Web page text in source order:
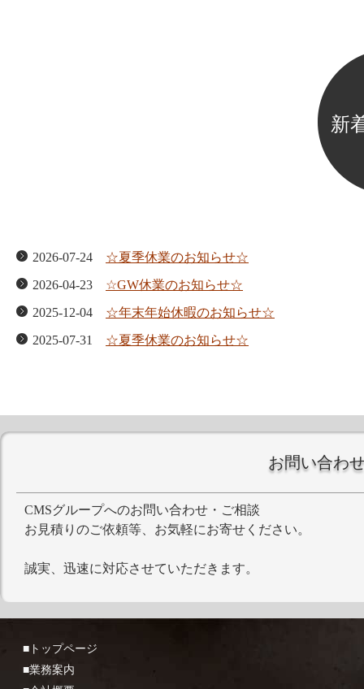
新
2026-07-24 ☆夏季休業のお知らせ☆
2026-04-23 ☆GW休業のお知らせ☆
2025-12-04 ☆年末年始休暇のお知らせ☆
2025-07-31 ☆夏季休業のお知らせ☆
お問い合わ
CMSグループへのお問い合わせ・ご相談
お見積りのご依頼等、お気軽にお寄せください。
誠実、迅速に対応させていただきます。
■トップページ
■業務案内